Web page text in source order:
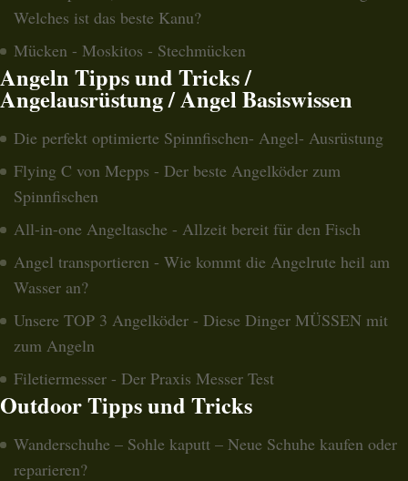
Welches ist das beste Kanu?
Mücken - Moskitos - Stechmücken
Angeln Tipps und Tricks /
Angelausrüstung / Angel Basiswissen
Die perfekt optimierte Spinnfischen- Angel- Ausrüstung
Flying C von Mepps - Der beste Angelköder zum
Spinnfischen
All-in-one Angeltasche - Allzeit bereit für den Fisch
Angel transportieren - Wie kommt die Angelrute heil am
Wasser an?
Unsere TOP 3 Angelköder - Diese Dinger MÜSSEN mit
zum Angeln
Filetiermesser - Der Praxis Messer Test
Outdoor Tipps und Tricks
Wanderschuhe – Sohle kaputt – Neue Schuhe kaufen oder
reparieren?